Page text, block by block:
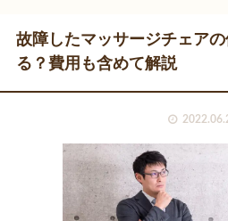
故障したマッサージチェア
る？費用も含めて解説